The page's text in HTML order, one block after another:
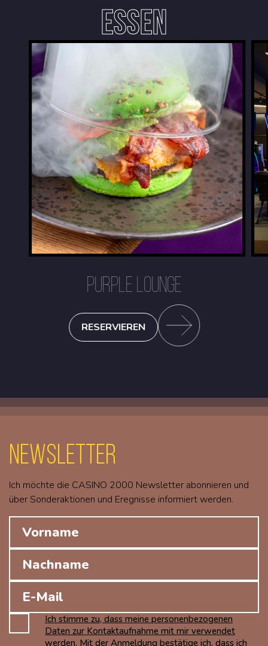
ESSEN
PURPLE LOUNGE
RESERVIEREN
Newsletter
Ich möchte die CASINO 2000 Newsletter abonnieren und
über Sonderaktionen und Eregnisse informiert werden.
Ich stimme zu, dass meine personenbezogenen
Daten zur Kontaktaufnahme mit mir verwendet
werden. Mit der Anmeldung bestätige ich, dass ich